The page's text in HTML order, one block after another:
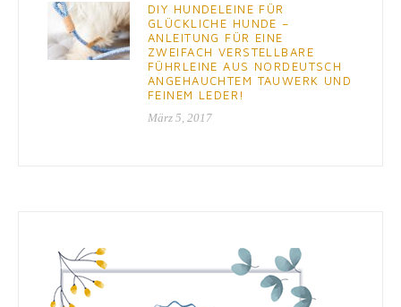
DIY HUNDELEINE FÜR
GLÜCKLICHE HUNDE –
ANLEITUNG FÜR EINE
ZWEIFACH VERSTELLBARE
FÜHRLEINE AUS NORDEUTSCH
ANGEHAUCHTEM TAUWERK UND
FEINEM LEDER!
März 5, 2017